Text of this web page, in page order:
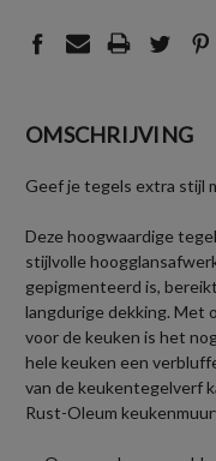
OMSCHRIJVING
Geef je tegels extra stijl
Deze hoogwaardige
stijlvolle
gepigmenteerd is,
langdurige dekking. Met
voor de keuken is het
hele keuken een
van de keukentegelverf
Rust-Oleum